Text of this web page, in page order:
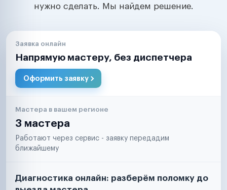
нужно сделать. Мы найдем решение.
Заявка онлайн
Напрямую мастеру, без диспетчера
Оформить заявку
Мастера в вашем регионе
3 мастера
Работают через сервис - заявку передадим
ближайшему
Диагностика онлайн: разберём поломку до